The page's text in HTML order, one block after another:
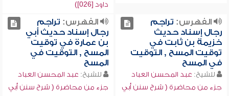
داود [026])
الفهرس: تراجم
رجال إسناد حديث
خزيمة بن ثابت في
توقيت المسح , التوقيت
في المسح
للشيخ: عبد المحسن العباد
جزء من محاضرة ( شرح سنن أبي
الفهرس: تراجم
رجال إسناد حديث أبي
بن عمارة في توقيت
المسح , التوقيت في
المسح
للشيخ: عبد المحسن العباد
جزء من محاضرة ( شرح سنن أبي